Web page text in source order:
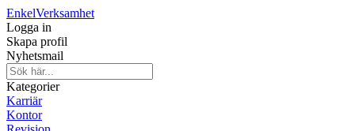
EnkelVerksamhet
Logga in
Skapa profil
Nyhetsmail
Kategorier
Karriär
Kontor